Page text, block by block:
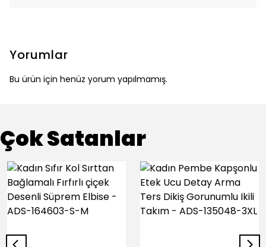
Yorumlar
Bu ürün için henüz yorum yapılmamış.
Çok Satanlar